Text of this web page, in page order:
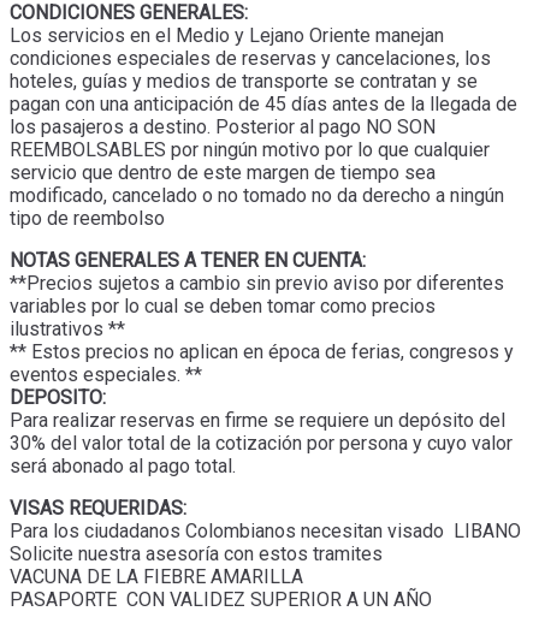
CONDICIONES GENERALES:
Los servicios en el Medio y Lejano Oriente manejan
condiciones especiales de reservas y cancelaciones, los
hoteles, guías y medios de transporte se contratan y se
pagan con una anticipación de 45 días antes de la llegada de
los pasajeros a destino. Posterior al pago NO SON
REEMBOLSABLES por ningún motivo por lo que cualquier
servicio que dentro de este margen de tiempo sea
modificado, cancelado o no tomado no da derecho a ningún
tipo de reembolso
NOTAS GENERALES A TENER EN CUENTA:
**Precios sujetos a cambio sin previo aviso por diferentes
variables por lo cual se deben tomar como precios
ilustrativos **
** Estos precios no aplican en época de ferias, congresos y
eventos especiales. **
DEPOSITO:
Para realizar reservas en firme se requiere un depósito del
30% del valor total de la cotización por persona y cuyo valor
será abonado al pago total.
VISAS REQUERIDAS:
Para los ciudadanos Colombianos necesitan visado LIBANO
Solicite nuestra asesoría con estos tramites
VACUNA DE LA FIEBRE AMARILLA
PASAPORTE CON VALIDEZ SUPERIOR A UN AÑO